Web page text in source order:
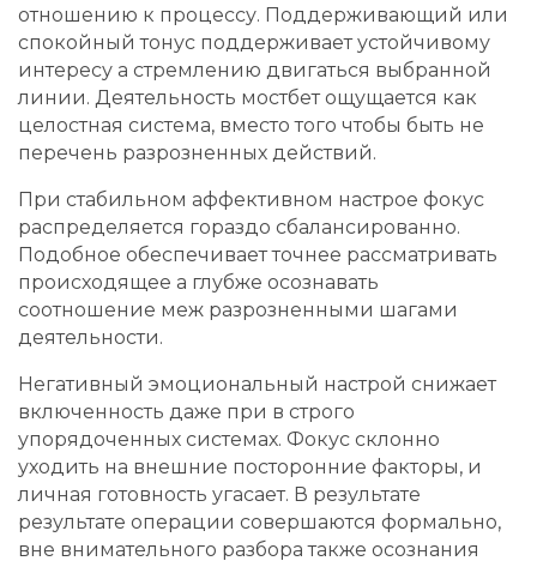
отношению к процессу. Поддерживающий или
спокойный тонус поддерживает устойчивому
интересу а стремлению двигаться выбранной
линии. Деятельность мостбет ощущается как
целостная система, вместо того чтобы быть не
перечень разрозненных действий.
При стабильном аффективном настрое фокус
распределяется гораздо сбалансированно.
Подобное обеспечивает точнее рассматривать
происходящее а глубже осознавать
соотношение меж разрозненными шагами
деятельности.
Негативный эмоциональный настрой снижает
включенность даже при в строго
упорядоченных системах. Фокус склонно
уходить на внешние посторонние факторы, и
личная готовность угасает. В результате
результате операции совершаются формально,
вне внимательного разбора также осознания